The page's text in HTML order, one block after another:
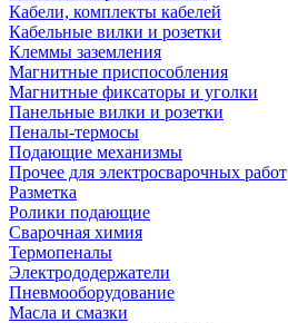
Кабели, комплекты кабелей
Кабельные вилки и розетки
Клеммы заземления
Магнитные приспособления
Магнитные фиксаторы и уголки
Панельные вилки и розетки
Пеналы-термосы
Подающие механизмы
Прочее для электросварочных работ
Разметка
Ролики подающие
Сварочная химия
Термопеналы
Электрододержатели
Пневмооборудование
Масла и смазки